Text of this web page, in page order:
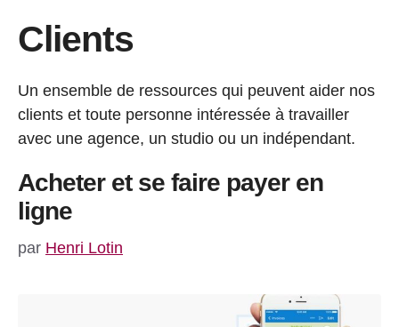
Clients
Un ensemble de ressources qui peuvent aider nos
clients et toute personne intéressée à travailler
avec une agence, un studio ou un indépendant.
Acheter et se faire payer en
ligne
par Henri Lotin